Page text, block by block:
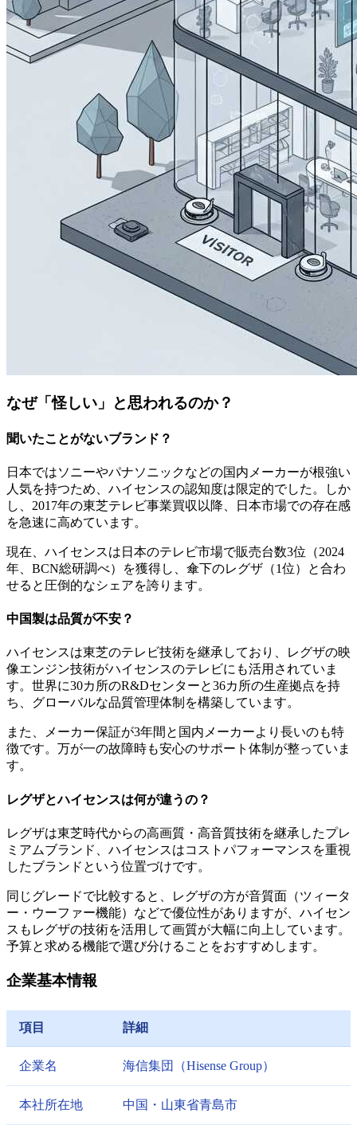
なぜ「怪しい」と思われるのか？
聞いたことがないブランド？
日本ではソニーやパナソニックなどの国内メーカーが根強い
人気を持つため、ハイセンスの認知度は限定的でした。しか
し、2017年の東芝テレビ事業買収以降、日本市場での存在感
を急速に高めています。
現在、ハイセンスは日本のテレビ市場で販売台数3位（2024
年、BCN総研調べ）を獲得し、傘下のレグザ（1位）と合わ
せると圧倒的なシェアを誇ります。
中国製は品質が不安？
ハイセンスは東芝のテレビ技術を継承しており、レグザの映
像エンジン技術がハイセンスのテレビにも活用されていま
す。世界に30カ所のR&Dセンターと36カ所の生産拠点を持
ち、グローバルな品質管理体制を構築しています。
また、メーカー保証が3年間と国内メーカーより長いのも特
徴です。万が一の故障時も安心のサポート体制が整っていま
す。
レグザとハイセンスは何が違うの？
レグザは東芝時代からの高画質・高音質技術を継承したプレ
ミアムブランド、ハイセンスはコストパフォーマンスを重視
したブランドという位置づけです。
同じグレードで比較すると、レグザの方が音質面（ツィータ
ー・ウーファー機能）などで優位性がありますが、ハイセン
スもレグザの技術を活用して画質が大幅に向上しています。
予算と求める機能で選び分けることをおすすめします。
企業基本情報
項目 詳細
企業名 海信集団（Hisense Group）
本社所在地 中国・山東省青島市